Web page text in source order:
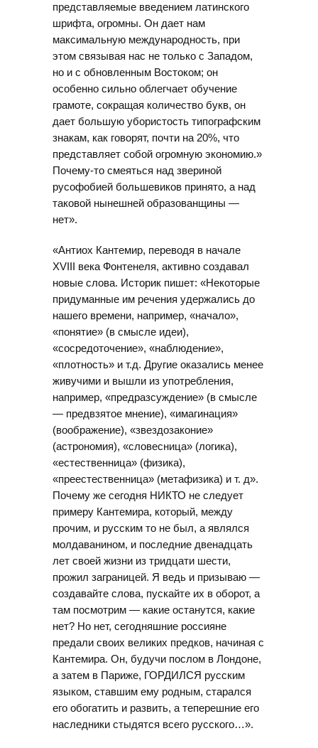
представляемые введением латинского
шрифта, огромны. Он дает нам
максимальную международность, при
этом связывая нас не только с Западом,
но и с обновленным Востоком; он
особенно сильно облегчает обучение
грамоте, сокращая количество букв, он
дает большую убористость типографским
знакам, как говорят, почти на 20%, что
представляет собой огромную экономию.»
Почему-то смеяться над звериной
русофобией большевиков принято, а над
таковой нынешней образованщины —
нет».
«Антиох Кантемир, переводя в начале
XVIII века Фонтенеля, активно создавал
новые слова. Историк пишет: «Некоторые
придуманные им речения удержались до
нашего времени, например, «начало»,
«понятие» (в смысле идеи),
«сосредоточение», «наблюдение»,
«плотность» и т.д. Другие оказались менее
живучими и вышли из употребления,
например, «предразсуждение» (в смысле
— предвзятое мнение), «имагинация»
(воображение), «звездозаконие»
(астрономия), «словесница» (логика),
«естественница» (физика),
«преестественница» (метафизика) и т. д».
Почему же сегодня НИКТО не следует
примеру Кантемира, который, между
прочим, и русским то не был, а являлся
молдаванином, и последние двенадцать
лет своей жизни из тридцати шести,
прожил заграницей. Я ведь и призываю —
создавайте слова, пускайте их в оборот, а
там посмотрим — какие останутся, какие
нет? Но нет, сегодняшние россияне
предали своих великих предков, начиная с
Кантемира. Он, будучи послом в Лондоне,
а затем в Париже, ГОРДИЛСЯ русским
языком, ставшим ему родным, старался
его обогатить и развить, а теперешние его
наследники стыдятся всего русского…».